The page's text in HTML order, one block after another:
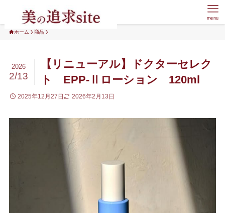
menu
ホーム 商品
【リニューアル】ドクターセレク
ト EPP-Ⅱローション 120ml
2026
2/13
2025年12月27日 2026年2月13日